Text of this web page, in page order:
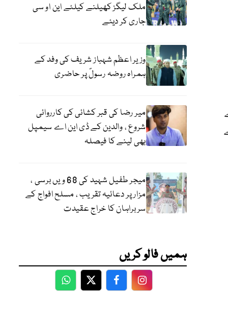
ملک لیگز کھیلنے کیلئے این او سی
جاری کر دیئے
وزیر اعظم شہباز شریف کی وفد کے
ہمراہ روضہ رسولؐ پر حاضری
میر رضا کی قبر کشائی کی کارروائی
شروع ، والدین کے ڈی این اے سیمپل
بھی لینے کا فیصلہ
میجر طفیل شہید کی 68 ویں برسی ،
مزار پر دعائیہ تقریب ، مسلح افواج کے
سربراہان کا خراج عقیدت
ہمیں فالو کریں
WhatsApp
TwitterFacebookFacebook